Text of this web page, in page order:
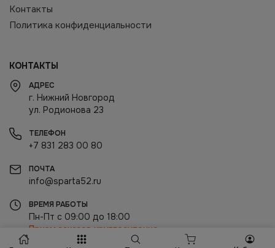
Контакты
Политика конфиденциальности
КОНТАКТЫ
АДРЕС
г. Нижний Новгород
ул. Родионова 23
ТЕЛЕФОН
+7 831 283 00 80
ПОЧТА
info@sparta52.ru
ВРЕМЯ РАБОТЫ
Пн-Пт с 09:00 до 18:00
Прием заказов круглосуточно